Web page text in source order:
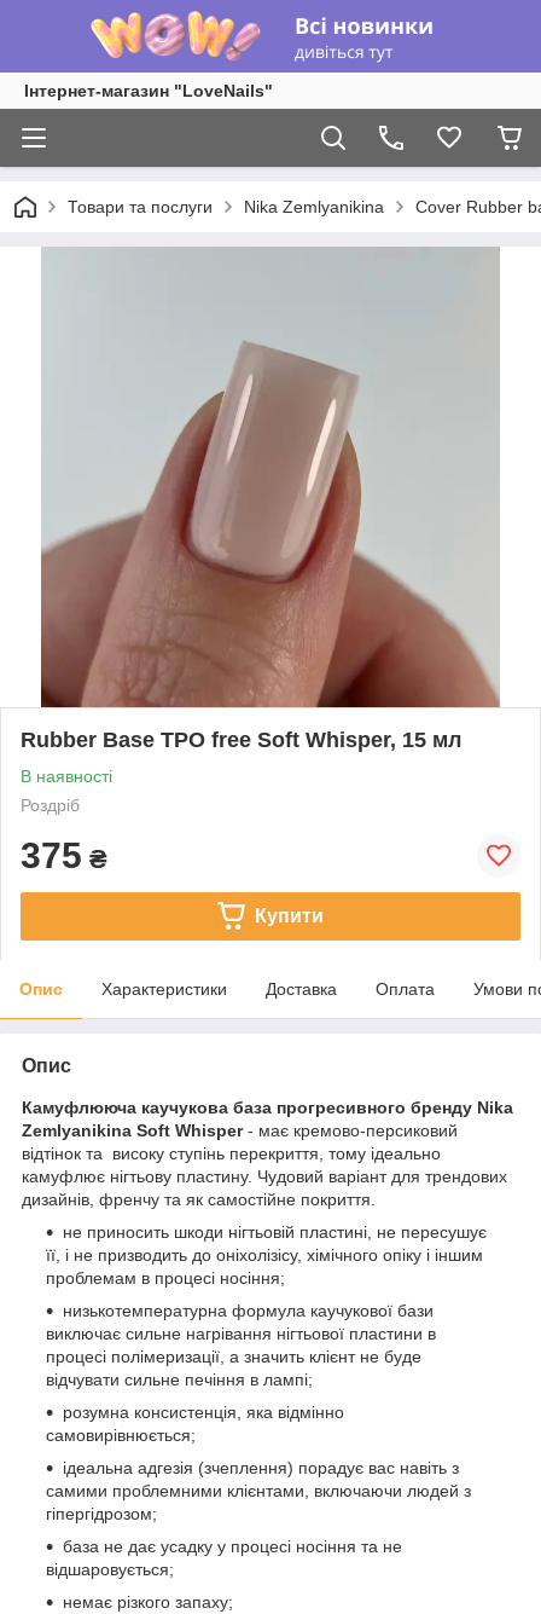
Інтернет-магазин "LoveNails"
Товари та послуги Nika Zemlyanikina Cover Rubber
Rubber Base TPO free Soft Whisper, 15 мл
В наявності
Роздріб
375 ₴
Купити
Опис Характеристики Доставка Оплата Умови
Опис
Камуфлююча каучукова база прогресивного бренду Nika
Zemlyanikina Soft Whisper- має кремово-персиковий
відтінок та високу ступінь перекриття, тому ідеально
камуфлює нігтьову пластину. Чудовий варіант для трендових
дизайнів, френчу та як самостійне покриття.
не приносить шкоди нігтьовій пластині, не пересушує
її, і не призводить до оніхолізісу, хімічного опіку і іншим
проблемам в процесі носіння;
низькотемпературна формула каучукової бази
виключає сильне нагрівання нігтьової пластини в
процесі полімеризації, а значить клієнт не буде
відчувати сильне печіння в лампі;
розумна консистенція, яка відмінно
самовирівнюється;
ідеальна адгезія (зчеплення) порадує вас навіть з
самими проблемними клієнтами, включаючи людей з
гіпергідрозом;
база не дає усадку у процесі носіння та не
відшаровується;
немає різкого запаху;